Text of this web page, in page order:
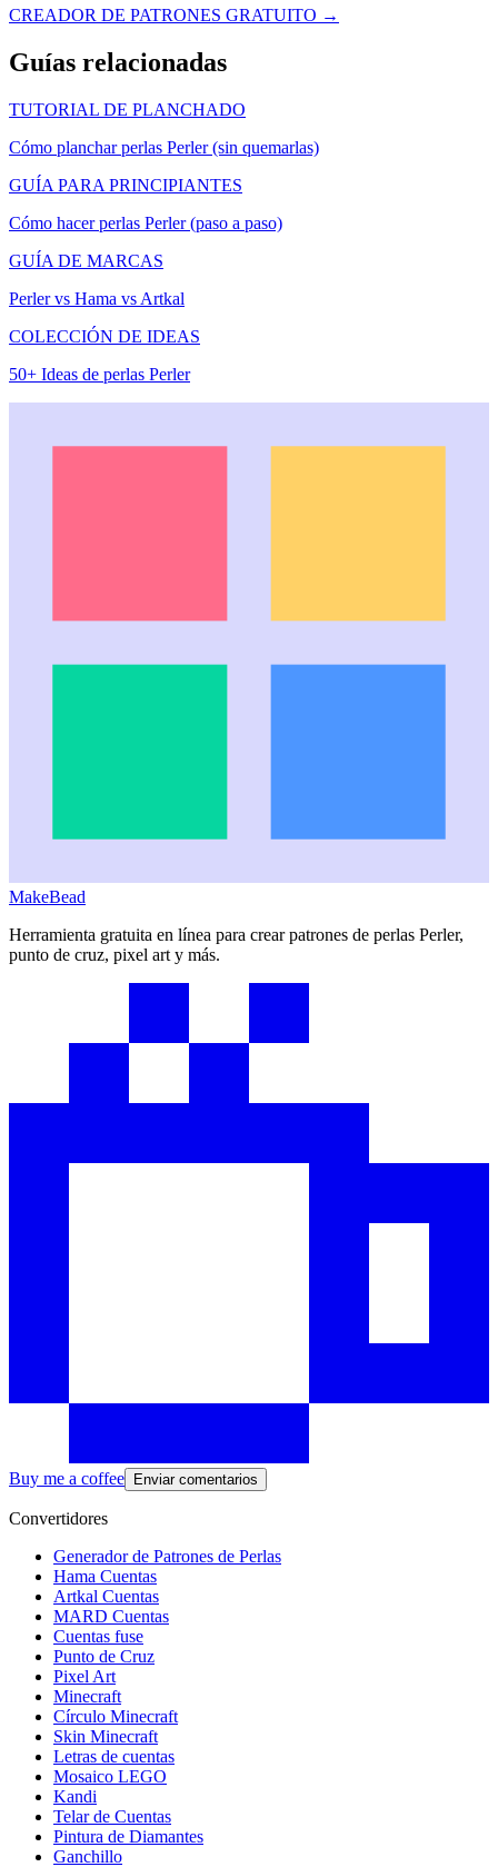
CREADOR DE PATRONES GRATUITO →
Guías relacionadas
TUTORIAL DE PLANCHADO
Cómo planchar perlas Perler (sin quemarlas)
GUÍA PARA PRINCIPIANTES
Cómo hacer perlas Perler (paso a paso)
GUÍA DE MARCAS
Perler vs Hama vs Artkal
COLECCIÓN DE IDEAS
50+ Ideas de perlas Perler
MakeBead
Herramienta gratuita en línea para crear patrones de perlas Perler,
punto de cruz, pixel art y más.
Buy me a coffee Enviar comentarios
Convertidores
Generador de Patrones de Perlas
Hama Cuentas
Artkal Cuentas
MARD Cuentas
Cuentas fuse
Punto de Cruz
Pixel Art
Minecraft
Círculo Minecraft
Skin Minecraft
Letras de cuentas
Mosaico LEGO
Kandi
Telar de Cuentas
Pintura de Diamantes
Ganchillo